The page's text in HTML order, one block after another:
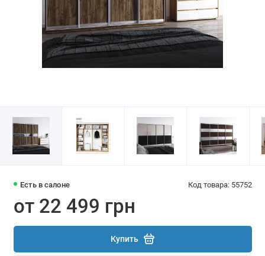
Есть в салоне Код товара: 55752
от 22 499 грн
Купить